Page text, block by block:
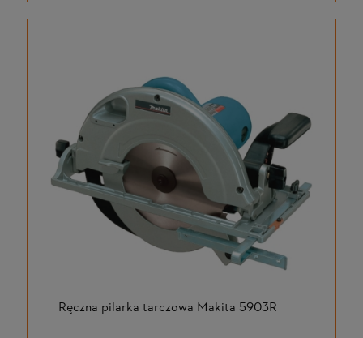
Ręczna pilarka tarczowa Makita 5903R